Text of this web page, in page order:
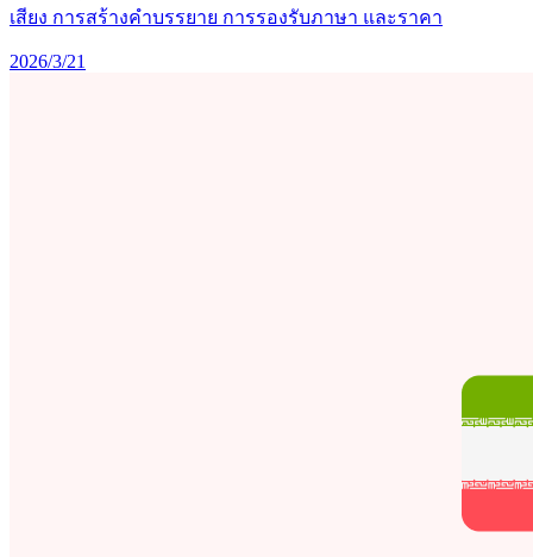
เสียง การสร้างคำบรรยาย การรองรับภาษา และราคา
2026/3/21